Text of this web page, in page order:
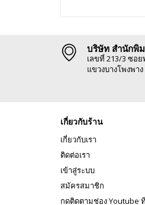
บริษัท สำนักพิ
เลขที่ 213/3 ซอ
แขวงบางโพงพา
เกี่ยวกับร้าน
เกี่ยวกับเรา
ติดต่อเรา
เข้าสู่ระบบ
สมัครสมาชิก
กดติดตามช่อง Youtube